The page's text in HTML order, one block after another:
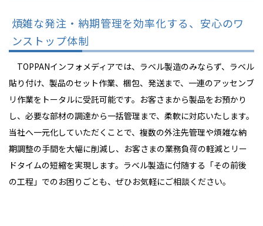
煩雑な発注・納期管理を効率化する、安心のワ
ンストップ体制
TOPPANインフォメディアでは、ラベル製造のみならず、ラベル
貼り付け、製品のセット作業、梱包、発送まで、一連のアッセンブ
リ作業をトータルに受託可能です。お客さまから製品をお預かり
し、必要な部材の調達から一括管理まで、柔軟に対応いたします。
当社へ一元化していただくことで、複数の外注先管理や煩雑な納
期調整の手間を大幅に削減し、お客さまの業務負荷の軽減とリー
ドタイムの短縮を実現します。ラベル製造に付随する「その前後
の工程」でのお困りごとも、ぜひお気軽にご相談ください。